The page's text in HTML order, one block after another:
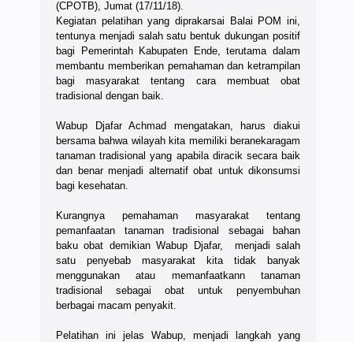
(CPOTB), Jumat (17/11/18).
Kegiatan pelatihan yang diprakarsai Balai POM ini,
tentunya menjadi salah satu bentuk dukungan positif
bagi Pemerintah Kabupaten Ende, terutama dalam
membantu memberikan pemahaman dan ketrampilan
bagi masyarakat tentang cara membuat obat
tradisional dengan baik.
Wabup Djafar Achmad mengatakan, harus diakui
bersama bahwa wilayah kita memiliki beranekaragam
tanaman tradisional yang apabila diracik secara baik
dan benar menjadi alternatif obat untuk dikonsumsi
bagi kesehatan.
Kurangnya pemahaman masyarakat tentang
pemanfaatan tanaman tradisional sebagai bahan
baku obat demikian Wabup Djafar, menjadi salah
satu penyebab masyarakat kita tidak banyak
menggunakan atau memanfaatkann tanaman
tradisional sebagai obat untuk penyembuhan
berbagai macam penyakit.
Pelatihan ini jelas Wabup, menjadi langkah yang